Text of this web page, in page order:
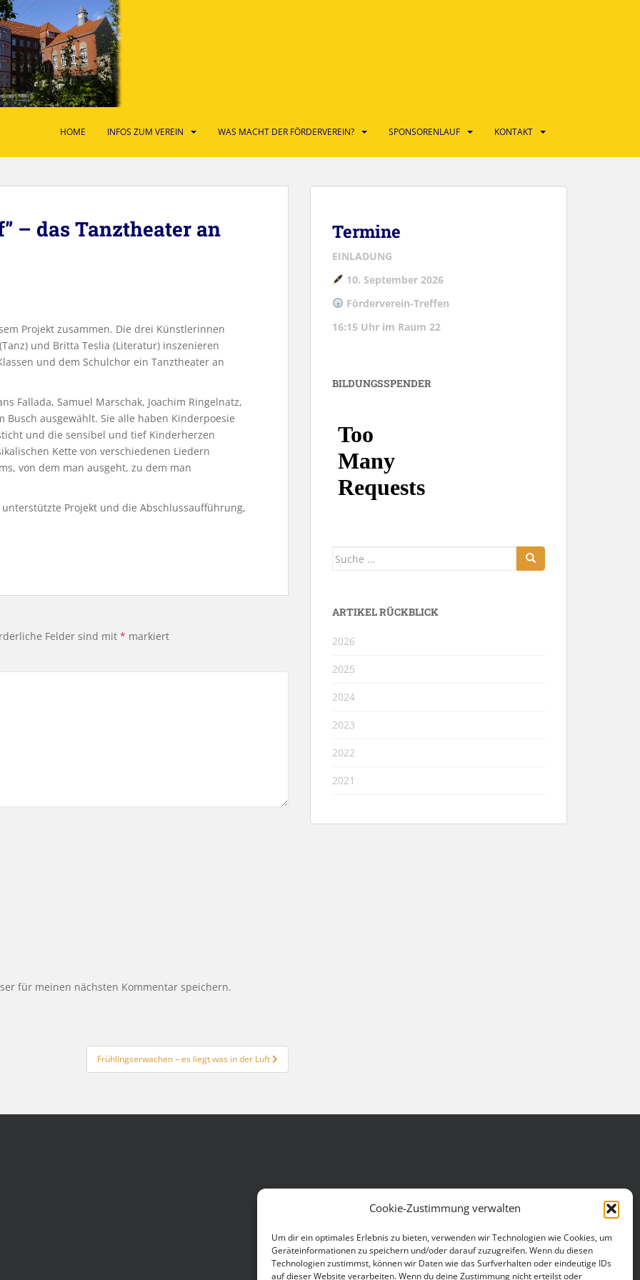
Cookie-Zustimmung verwalten
Um dir ein optimales Erlebnis zu bieten, verwenden wir Technologien wie Cookies, um
Geräteinformationen zu speichern und/oder darauf zuzugreifen. Wenn du diesen
Technologien zustimmst, können wir Daten wie das Surfverhalten oder eindeutige IDs
auf dieser Website verarbeiten. Wenn du deine Zustimmung nicht erteilst oder
HOME INFOS ZUM VEREIN WAS MACHT DER FÖRDERVEREIN? SPONSORENLAUF KONTAKT
– das Tanztheater an
Projekt zusammen. Die drei Künstlerinnen
und Britta Teslia (Literatur) inszenieren
und dem Schulchor ein Tanztheater an
Fallada, Samuel Marschak, Joachim Ringelnatz,
ausgewählt. Sie alle haben Kinderpoesie
und die sensibel und tief Kinderherzen
Kette von verschiedenen Liedern
von dem man ausgeht, zu dem man
Projekt und die Abschlussaufführung,
Felder sind mit * markiert
für meinen nächsten Kommentar speichern.
Frühlingserwachen – es liegt was in der Luft
Termine
EINLADUNG
10. September 2026
Förderverein-Treffen
16:15 Uhr im Raum 22
BILDUNGSSPENDER
Suche
ARTIKEL RÜCKBLICK
2026
2025
2024
2023
2022
2021